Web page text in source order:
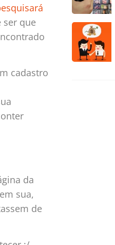
ser que
cadastro
da
sua,
de